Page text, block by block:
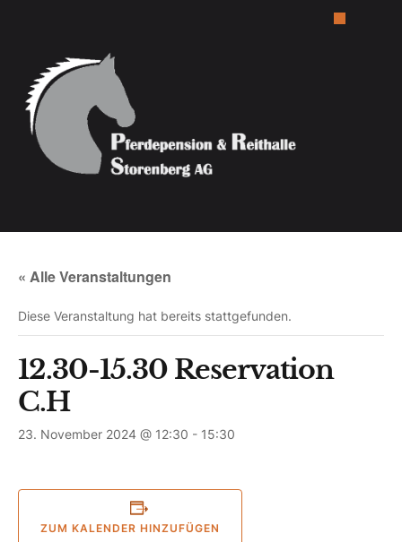
« Alle Veranstaltungen
Diese Veranstaltung hat bereits stattgefunden.
12.30-15.30 Reservation
C.H
23. November 2024 @ 12:30 - 15:30
ZUM KALENDER HINZUFÜGEN